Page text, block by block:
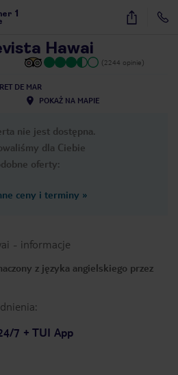
1 32
Hawai
(2244 opinie)
DE MAR
POKAŻ NA MAPIE
nie jest dostępna.
dla Ciebie
oferty:
ceny i terminy »
- informacje
z języka angielskiego przez
7 + TUI App